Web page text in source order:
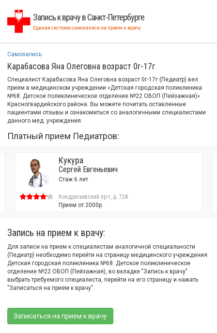
Запись к врачу в Санкт-Петербурге
Единая система самозаписи на прием к врачу
Самозапись
Карабасова Яна Олеговна возраст 0г-17г
Специалист Карабасова Яна Олеговна возраст 0г-17г (Педиатр) вел
прием в медицинском учреждении «Детская городская поликлиника
№68. Детское поликлиническое отделение №22 ОВОП (Пейзажная)»
Красногвардейского района. Вы можете почитать оставленные
пациентами отзывы и ознакомиться со аналогичными специалистами
данного мед. учреждения.
Платный прием Педиатров:
Евгеньевич
пр-т, д. 72А
Запись на прием к врачу:
Для записи на прием к специалистам аналогичной специальности
(Педиатр) необходимо перейти на страницу медицинского учреждения
Детская городская поликлиника №68. Детское поликлиническое
отделение №22 ОВОП (Пейзажная), во вкладке "Запись к врачу"
выбрать требуемого специалиста, перейти на его страницу и нажать
"Записаться на прием к врачу".
Записаться на прием к врачу